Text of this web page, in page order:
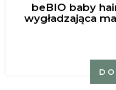
beBIO baby
wygładzająca